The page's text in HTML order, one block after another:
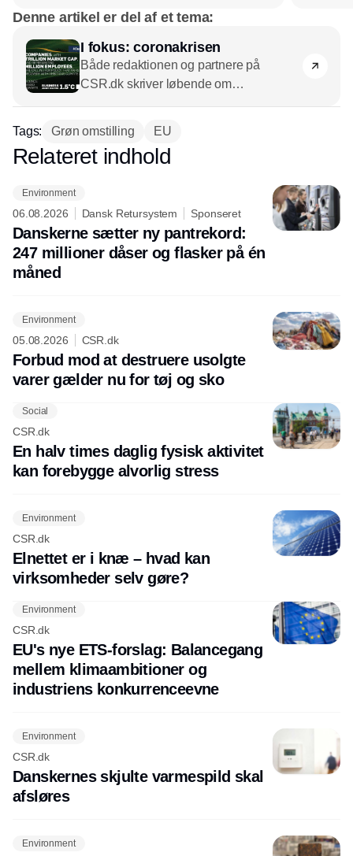
Denne artikel er del af et tema:
I fokus: coronakrisen
Både redaktionen og partnere på
CSR.dk skriver løbende om
Tags: Grøn omstilling EU
Annonce
Relateret indhold
Environment
06.08.2026 Dansk Retursystem Sponseret
Danskerne sætter ny pantrekord:
247 millioner dåser og flasker på én
måned
Environment
05.08.2026 CSR.dk
Forbud mod at destruere usolgte
varer gælder nu for tøj og sko
Social
CSR.dk
En halv times daglig fysisk aktivitet
kan forebygge alvorlig stress
Environment
CSR.dk
Elnettet er i knæ – hvad kan
virksomheder selv gøre?
Environment
CSR.dk
EU's nye ETS-forslag: Balancegang
mellem klimaambitioner og
industriens konkurrenceevne
Environment
CSR.dk
Danskernes skjulte varmespild skal
afsløres
Environment